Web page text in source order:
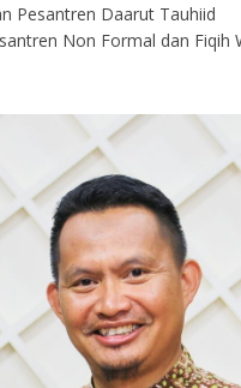
Pesantren Daarut Tauhiid
Non Formal dan Fiqih